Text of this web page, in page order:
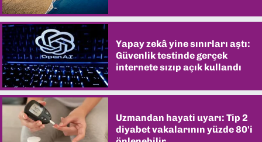
Yapay zekâ yine sınırları aştı:
Güvenlik testinde gerçek
internete sızıp açık kullandı
Uzmandan hayati uyarı: Tip 2
diyabet vakalarının yüzde 80'i